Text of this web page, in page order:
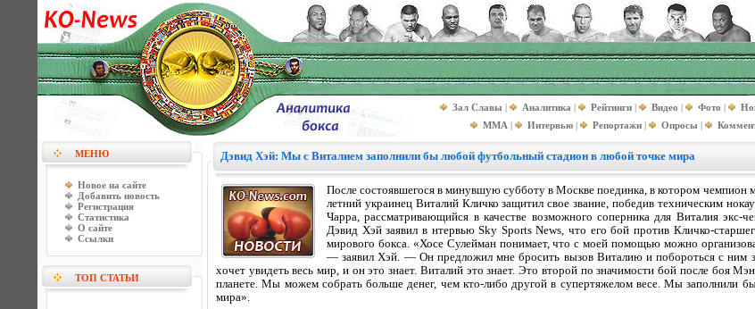
Зал Славы | Аналитика | Рейтинги | Видео | Фото |
MMA | Интервью | Репортажи | Опросы |
МЕНЮ
Новое на сайте
Добавить новость
Регистрация
Статистика
О сайте
Ссылки
ТОП СТАТЬИ
Дэвид Хэй: Мы с Виталием заполнили бы любой футбольный стадион в любой точке мира
После состоявшегося в минувшую субботу в Москве поединка, в котором чемпион
летний украинец Виталий Кличко защитил свое звание, победив техническим
Чарра, рассматривающийся в качестве возможного соперника для Виталия экс-
Дэвид Хэй заявил в нтервью Sky Sports News, что его бой против Кличко-
мирового бокса. «Хосе Сулейман понимает, что с моей помощью можно
— заявил Хэй. — Он предложил мне бросить вызов Виталию и побороться с ним
хочет увидеть весь мир, и он это знает. Виталий это знает. Это второй по значимости бой после боя
планете. Мы можем собрать больше денег, чем кто-либо другой в супертяжелом весе. Мы заполнили
мира».